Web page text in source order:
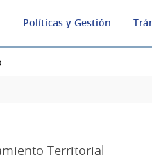
Políticas y Gestión
Territorial